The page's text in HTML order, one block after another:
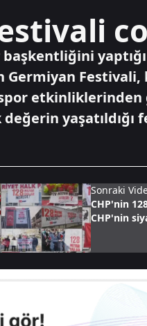
Germiyan
etkinliklerinden
yaşatıldığı
Sonraki
CHP'nin
CHP'nin